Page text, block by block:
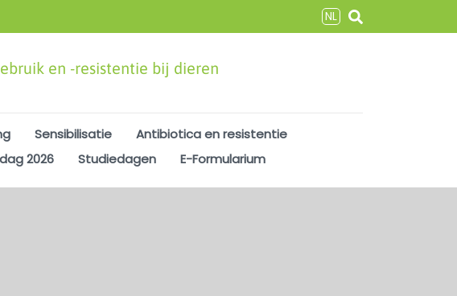
NL
en -resistentie bij dieren
Sensibilisatie
Antibiotica en resistentie
2026 Studiedagen E-Formularium